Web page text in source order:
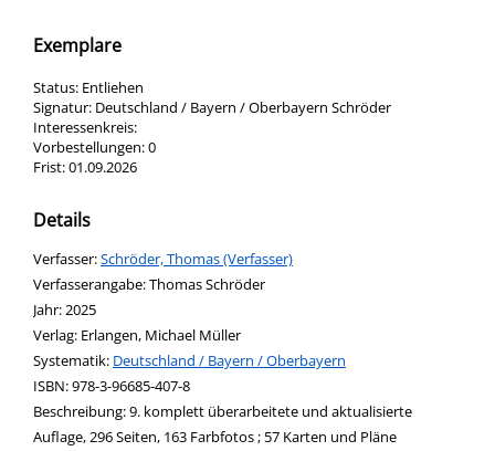
Exemplare
Status: Entliehen
Signatur: Deutschland / Bayern / Oberbayern Schröder
Interessenkreis:
Vorbestellungen:0
Frist:01.09.2026
Details
Verfasser:Suche nach diesem Verfasser
Schröder, Thomas (Verfasser)
Verfasserangabe:Thomas Schröder
Jahr:2025
Verlag: Erlangen, Michael Müller
opens in new tab
Diesen Link in neuem Tab öffnen
Systematik: Suche nach dieser Systematik
Deutschland / Bayern / Oberbayern
Suche nach diesem Interessenskreis
ISBN:978-3-96685-407-8
Beschreibung:9. komplett überarbeitete und aktualisierte
Auflage, 296 Seiten, 163 Farbfotos ; 57 Karten und Pläne